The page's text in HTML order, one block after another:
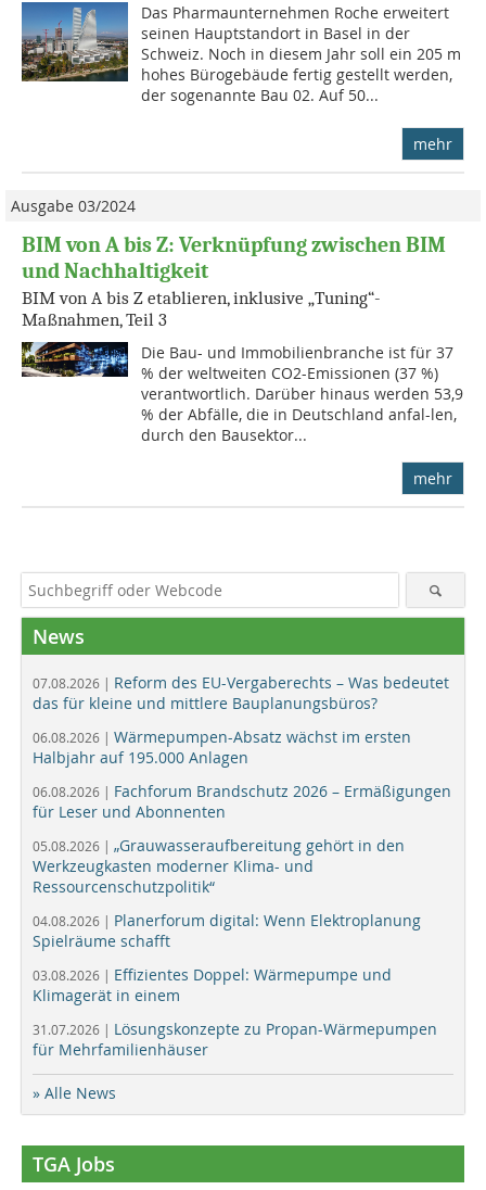
Das Pharmaunternehmen Roche erweitert
seinen Hauptstandort in Basel in der
Schweiz. Noch in diesem Jahr soll ein 205 m
hohes Bürogebäude fertig gestellt werden,
der sogenannte Bau 02. Auf 50...
mehr
Ausgabe 03/2024
BIM von A bis Z: Verknüpfung zwischen BIM
und Nachhaltigkeit
BIM von A bis Z etablieren, inklusive „Tuning“-
Maßnahmen, Teil 3
Die Bau- und Immobilienbranche ist für 37
% der weltweiten CO2-Emissionen (37 %)
verantwortlich. Darüber hinaus werden 53,9
% der Abfälle, die in Deutschland anfal-len,
durch den Bausektor...
mehr
News
07.08.2026 | Reform des EU-Vergaberechts – Was bedeutet
das für kleine und mittlere Bauplanungsbüros?
06.08.2026 | Wärmepumpen-Absatz wächst im ersten
Halbjahr auf 195.000 Anlagen
06.08.2026 | Fachforum Brandschutz 2026 – Ermäßigungen
für Leser und Abonnenten
05.08.2026 | „Grauwasseraufbereitung gehört in den
Werkzeugkasten moderner Klima- und
Ressourcenschutzpolitik“
04.08.2026 | Planerforum digital: Wenn Elektroplanung
Spielräume schafft
03.08.2026 | Effizientes Doppel: Wärmepumpe und
Klimagerät in einem
31.07.2026 | Lösungskonzepte zu Propan-Wärmepumpen
für Mehrfamilienhäuser
» Alle News
TGA Jobs